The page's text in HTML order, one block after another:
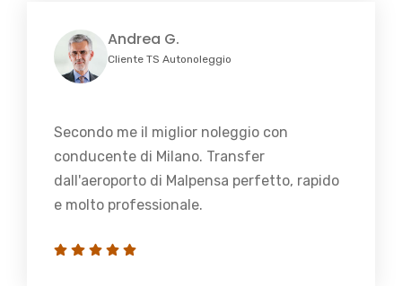
Andrea G.
Cliente TS Autonoleggio
Secondo me il miglior noleggio con
conducente di Milano. Transfer
dall'aeroporto di Malpensa perfetto, rapido
e molto professionale.